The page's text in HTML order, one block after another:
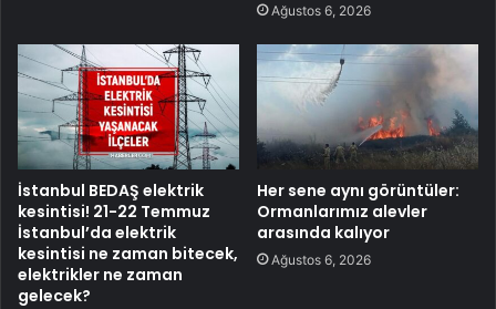
Ağustos 6, 2026
İstanbul BEDAŞ elektrik
kesintisi! 21-22 Temmuz
İstanbul’da elektrik
kesintisi ne zaman bitecek,
elektrikler ne zaman
gelecek?
Her sene aynı görüntüler:
Ormanlarımız alevler
arasında kalıyor
Ağustos 6, 2026